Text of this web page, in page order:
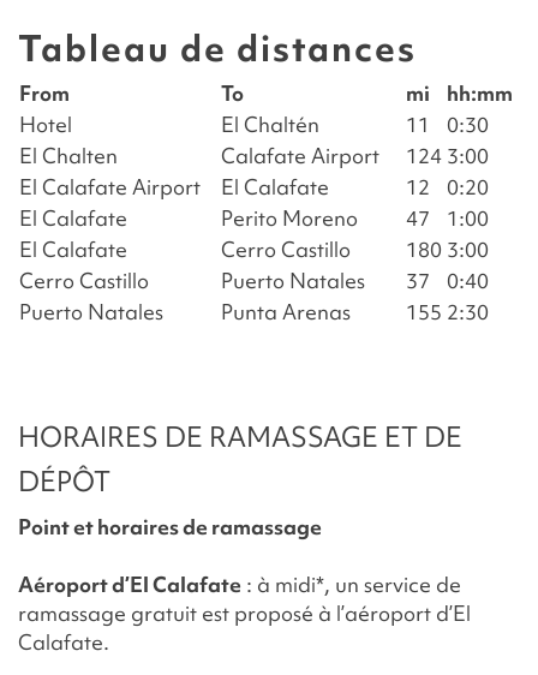
Tableau de distances
From To mi
hh:mm
Hotel
El Chaltén 11
0:30
El Chalten
Calafate Airport 124 3:00
El Calafate Airport
El Calafate 12
0:20
El Calafate
Perito Moreno 47
1:00
El Calafate
Cerro Castillo 180 3:00
Cerro Castillo
Puerto Natales 37
0:40
Puerto Natales
Punta Arenas 155 2:30
HORAIRES DE RAMASSAGE ET DE
DÉPÔT
Point et horaires de ramassage
Aéroport d’El Calafate : à midi*, un service de
ramassage gratuit est proposé à l’aéroport d’El
Calafate.